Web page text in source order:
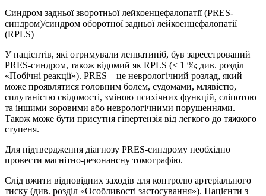
Синдром задньої зворотньої лейкоенцефалопатії (PRES-
синдром)/синдром оборотної задньої лейкоенцефалопатії
(RPLS)
У пацієнтів, які отримували ленватиніб, був зареєстрований
PRES-синдром, також відомий як RPLS (< 1 %; див. розділ
«Побічні реакції»). PRES – це неврологічний розлад, який
може проявлятися головним болем, судомами, млявістю,
сплутаністю свідомості, зміною психічних функцій, сліпотою
та іншими зоровими або неврологічними порушеннями.
Також може бути присутня гіпертензія від легкого до тяжкого
ступеня.
Для підтвердження діагнозу PRES-синдрому необхідно
провести магнітно-резонансну томографію.
Слід вжити відповідних заходів для контролю артеріального
тиску (див. розділ «Особливості застосування»). Пацієнти з